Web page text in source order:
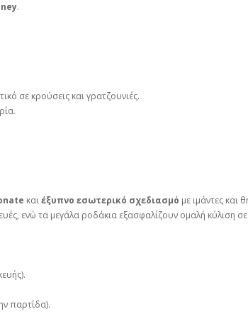
.
σε κρούσεις και γρατζουνιές.
καιέξυπνο εσωτερικό σχεδιασμό με ιμάντες και
ενώ τα μεγάλα ροδάκια εξασφαλίζουν ομαλή κύλιση
παρτίδα).